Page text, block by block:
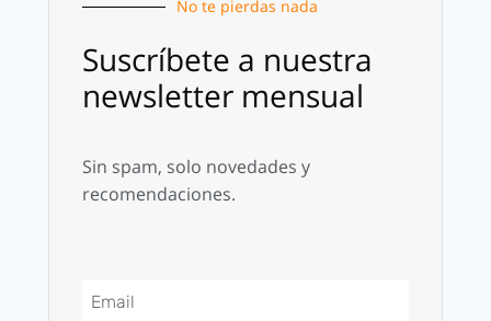
No te pierdas nada
Suscríbete a nuestra
newsletter mensual
Sin spam, solo novedades y
recomendaciones.